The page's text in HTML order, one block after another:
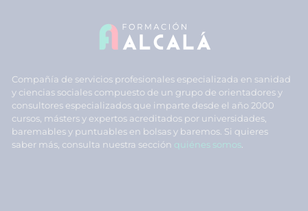
Compañía de servicios profesionales especializada en sanidad
y ciencias sociales compuesto de un grupo de orientadores y
consultores especializados que imparte desde el año 2000
cursos, másters y expertos acreditados por universidades,
baremables y puntuables en bolsas y baremos. Si quieres
saber más, consulta nuestra sección quiénes somos